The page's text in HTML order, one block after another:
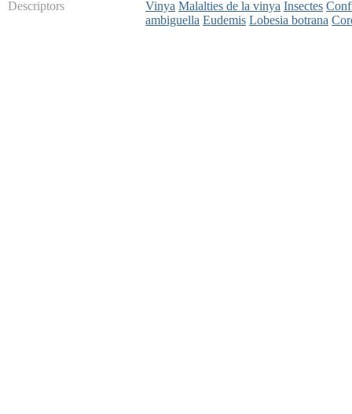
Descriptors
Vinya Malalties de la vinya Insectes
ambiguella Eudemis Lobesia botrana